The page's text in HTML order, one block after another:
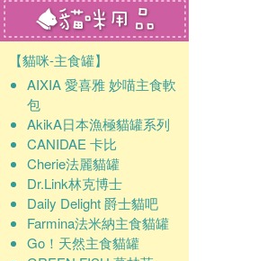
【貓咪-主食罐】
AIXIA 愛喜雅 妙喵主食軟
包
AkikA日本漁極貓罐系列
CANIDAE 卡比
Cherie法麗貓罐
Dr.Link林克博士
Daily Delight 爵士貓吧
Farmina法米納主食貓罐
Go！天然主食貓罐